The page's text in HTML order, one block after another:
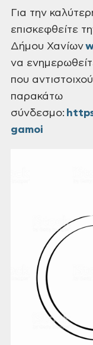
Για την
επισκεφθείτε
Δήμου Χανίων
να
που
παρακάτω
σύνδεσμο:
gamoi